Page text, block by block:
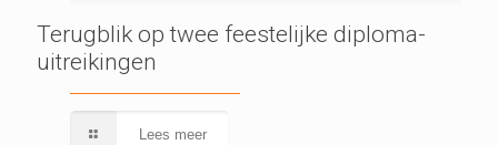
Terugblik op twee feestelijke diploma-
uitreikingen
Lees meer